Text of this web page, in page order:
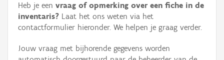
Erfgoedobject
Aanduidingsobject
Waarneming
Heb je een vraag of opmerking over een fiche in de
inventaris? Laat het ons weten via het
contactformulier hieronder. We helpen je graag verder.
Jouw vraag met bijhorende gegevens worden